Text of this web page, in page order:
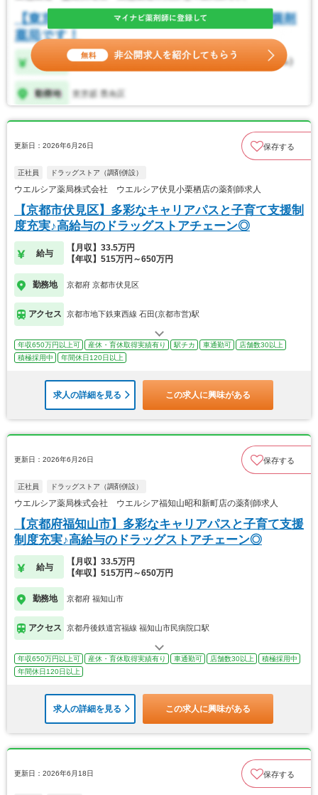
更新日：2026年6月26日 保存する
正社員 ドラッグストア（調剤併設）
ウエルシア薬局株式会社 ウエルシア伏見小栗栖店の薬剤師求人
【京都市伏見区】多彩なキャリアパスと子育て支援制
度充実♪高給与のドラッグストアチェーン◎
給与
【月収】33.5万円
【年収】515万円～650万円
勤務地 京都府 京都市伏見区
アクセス 京都市地下鉄東西線 石田(京都市営)駅
年収650万円以上可 産休・育休取得実績有り 駅チカ 車通勤可
店舗数30以上
積極採用中
年間休日120日以上
求人の詳細を見る この求人に興味がある
更新日：2026年6月26日 保存する
正社員 ドラッグストア（調剤併設）
ウエルシア薬局株式会社 ウエルシア福知山昭和新町店の薬剤師求人
【京都府福知山市】多彩なキャリアパスと子育て支援
制度充実♪高給与のドラッグストアチェーン◎
給与
【月収】33.5万円
【年収】515万円～650万円
勤務地 京都府 福知山市
アクセス 京都丹後鉄道宮福線 福知山市民病院口駅
年収650万円以上可 産休・育休取得実績有り 車通勤可 店舗数30以上
積極採用中
年間休日120日以上
求人の詳細を見る この求人に興味がある
更新日：2026年6月18日 保存する